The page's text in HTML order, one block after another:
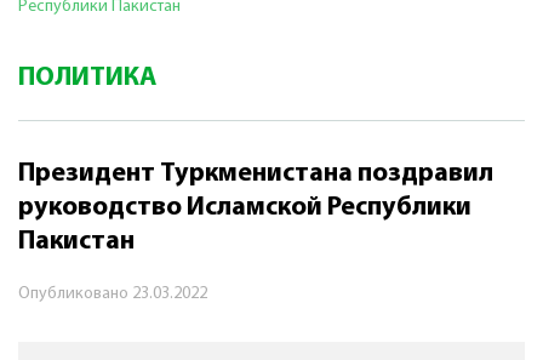
Республики Пакистан
ПОЛИТИКА
Президент Туркменистана поздравил
руководство Исламской Республики
Пакистан
Опубликовано 23.03.2022